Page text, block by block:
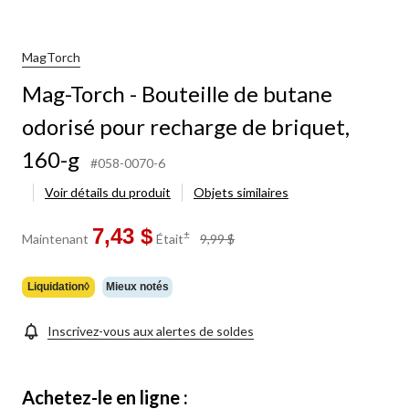
MagTorch
Mag-Torch - Bouteille de butane
odorisé pour recharge de briquet,
160-g
#058-0070-6
Voir détails du produit
Objets similaires
Maintenant 7,43 $ Était± 9,99 $
Liquidation◊ Mieux notés
Inscrivez-vous aux alertes de soldes
Achetez-le en ligne :